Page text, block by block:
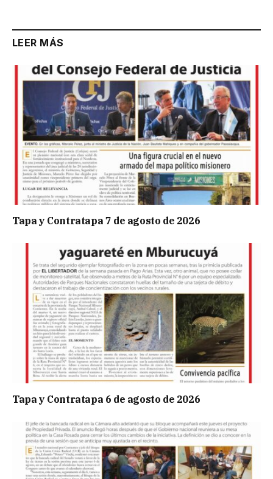
LEER MÁS
Tapa y Contratapa 7 de agosto de 2026
Tapa y Contratapa 6 de agosto de 2026